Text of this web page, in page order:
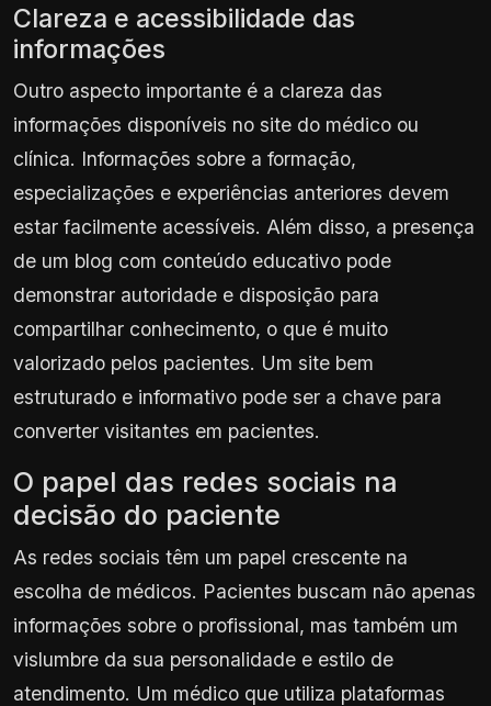
Clareza e acessibilidade das
informações
Outro aspecto importante é a clareza das
informações disponíveis no site do médico ou
clínica. Informações sobre a formação,
especializações e experiências anteriores devem
estar facilmente acessíveis. Além disso, a presença
de um blog com conteúdo educativo pode
demonstrar autoridade e disposição para
compartilhar conhecimento, o que é muito
valorizado pelos pacientes. Um site bem
estruturado e informativo pode ser a chave para
converter visitantes em pacientes.
O papel das redes sociais na
decisão do paciente
As redes sociais têm um papel crescente na
escolha de médicos. Pacientes buscam não apenas
informações sobre o profissional, mas também um
vislumbre da sua personalidade e estilo de
atendimento. Um médico que utiliza plataformas